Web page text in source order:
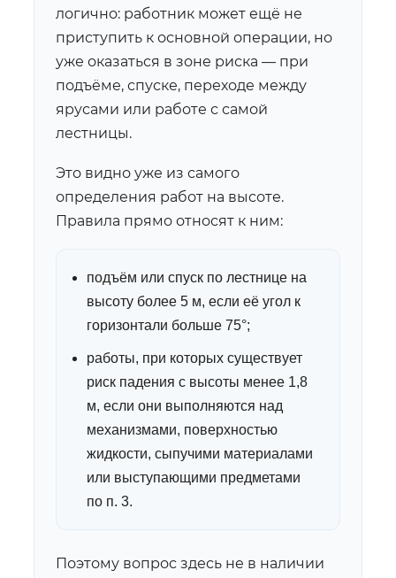
логично: работник может ещё не
приступить к основной операции, но
уже оказаться в зоне риска — при
подъёме, спуске, переходе между
ярусами или работе с самой
лестницы.
Это видно уже из самого
определения работ на высоте.
Правила прямо относят к ним:
подъём или спуск по лестнице на
высоту более 5 м, если её угол к
горизонтали больше 75°;
работы, при которых существует
риск падения с высоты менее 1,8
м, если они выполняются над
механизмами, поверхностью
жидкости, сыпучими материалами
или выступающими предметами
по п. 3.
Поэтому вопрос здесь не в наличии